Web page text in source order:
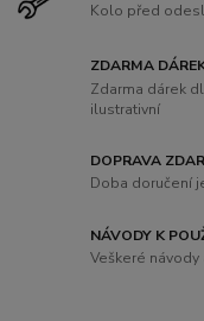
Kolo před
ZDARMA
Zdarma dárek
ilustrativní
DOPRAVA
Doba doručení
NÁVODY K
Veškeré